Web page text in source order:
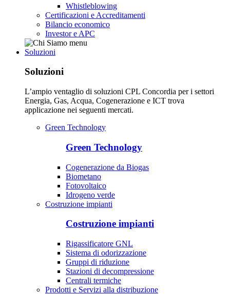
Whistleblowing
Certificazioni e Accreditamenti
Bilancio economico
Investor e APC
Soluzioni
Soluzioni
L’ampio ventaglio di soluzioni CPL Concordia per i settori
Energia, Gas, Acqua, Cogenerazione e ICT trova
applicazione nei seguenti mercati.
Green Technology
Green Technology
Cogenerazione da Biogas
Biometano
Fotovoltaico
Idrogeno verde
Costruzione impianti
Costruzione impianti
Rigassificatore GNL
Sistema di odorizzazione
Gruppi di riduzione
Stazioni di decompressione
Centrali termiche
Prodotti e Servizi alla distribuzione